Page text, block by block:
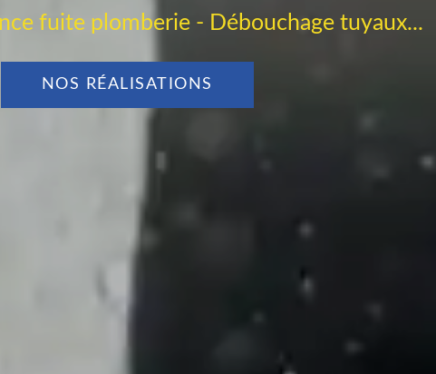
fuite plomberie - Débouchage tuyaux...
NOS RÉALISATIONS